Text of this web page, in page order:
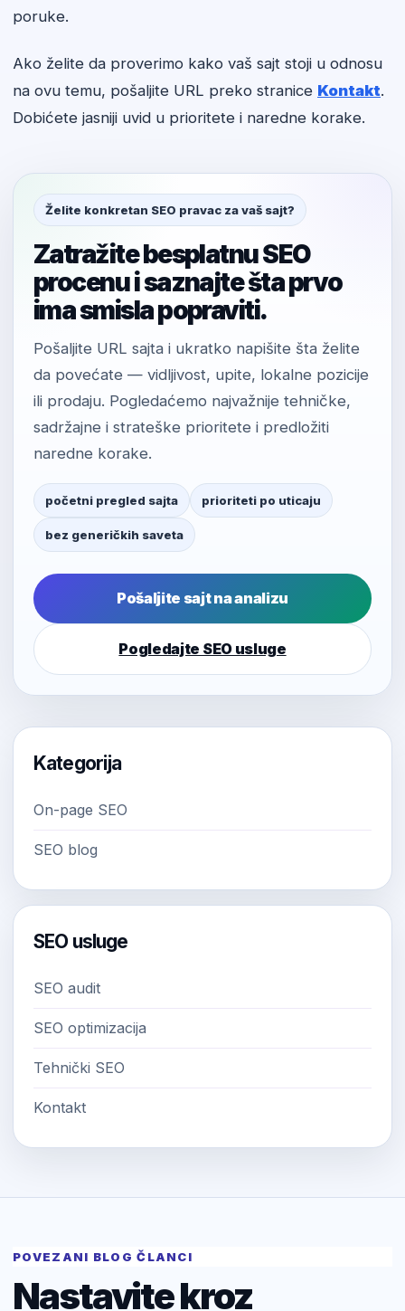
poruke.
Ako želite da proverimo kako vaš sajt stoji u odnosu
na ovu temu, pošaljite URL preko stranice Kontakt.
Dobićete jasniji uvid u prioritete i naredne korake.
Želite konkretan SEO pravac za vaš sajt?
Zatražite besplatnu SEO
procenu i saznajte šta prvo
ima smisla popraviti.
Pošaljite URL sajta i ukratko napišite šta želite
da povećate — vidljivost, upite, lokalne pozicije
ili prodaju. Pogledaćemo najvažnije tehničke,
sadržajne i strateške prioritete i predložiti
naredne korake.
početni pregled sajta prioriteti po uticaju
bez generičkih saveta
Pošaljite sajt na analizu
Pogledajte SEO usluge
Kategorija
On-page SEO
SEO blog
SEO usluge
SEO audit
SEO optimizacija
Tehnički SEO
Kontakt
POVEZANI BLOG ČLANCI
Nastavite kroz